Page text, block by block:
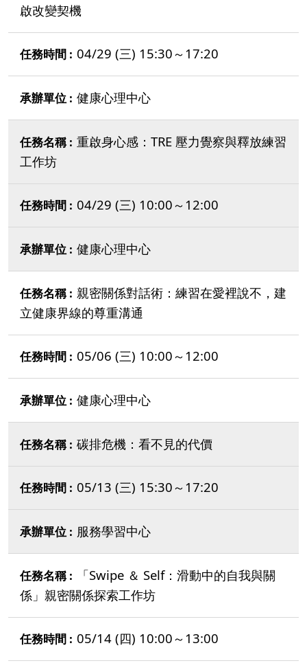
啟改變契機
04/29 (三) 15:30～17:20
健康心理中心
重啟身心感：TRE 壓力覺察與釋放練習
工作坊
04/29 (三) 10:00～12:00
健康心理中心
親密關係對話術：練習在愛裡說不，建
立健康界線的尊重溝通
05/06 (三) 10:00～12:00
健康心理中心
碳排危機：看不見的代價
05/13 (三) 15:30～17:20
服務學習中心
「Swipe ＆ Self：滑動中的自我與關
係」親密關係探索工作坊
05/14 (四) 10:00～13:00